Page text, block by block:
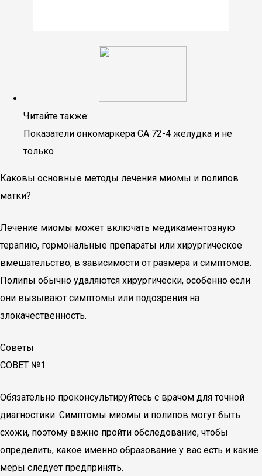
Читайте также:
Показатели онкомаркера СА 72-4 желудка и не
только
Каковы основные методы лечения миомы и полипов
матки?
Лечение миомы может включать медикаментозную
терапию, гормональные препараты или хирургическое
вмешательство, в зависимости от размера и симптомов.
Полипы обычно удаляются хирургически, особенно если
они вызывают симптомы или подозрения на
злокачественность.
Советы
СОВЕТ №1
Обязательно проконсультируйтесь с врачом для точной
диагностики. Симптомы миомы и полипов могут быть
схожи, поэтому важно пройти обследование, чтобы
определить, какое именно образование у вас есть и какие
меры следует предпринять.